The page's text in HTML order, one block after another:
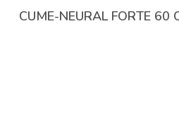
CUME-NEURAL FORTE 60